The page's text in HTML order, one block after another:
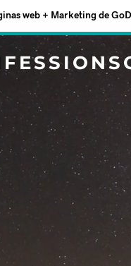
web + Marketing de